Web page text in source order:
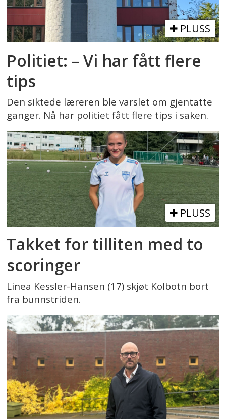
PLUSS
Politiet: – Vi har fått flere
tips
Den siktede læreren ble varslet om gjentatte
ganger. Nå har politiet fått flere tips i saken.
PLUSS
Takket for tilliten med to
scoringer
Linea Kessler-Hansen (17) skjøt Kolbotn bort
fra bunnstriden.